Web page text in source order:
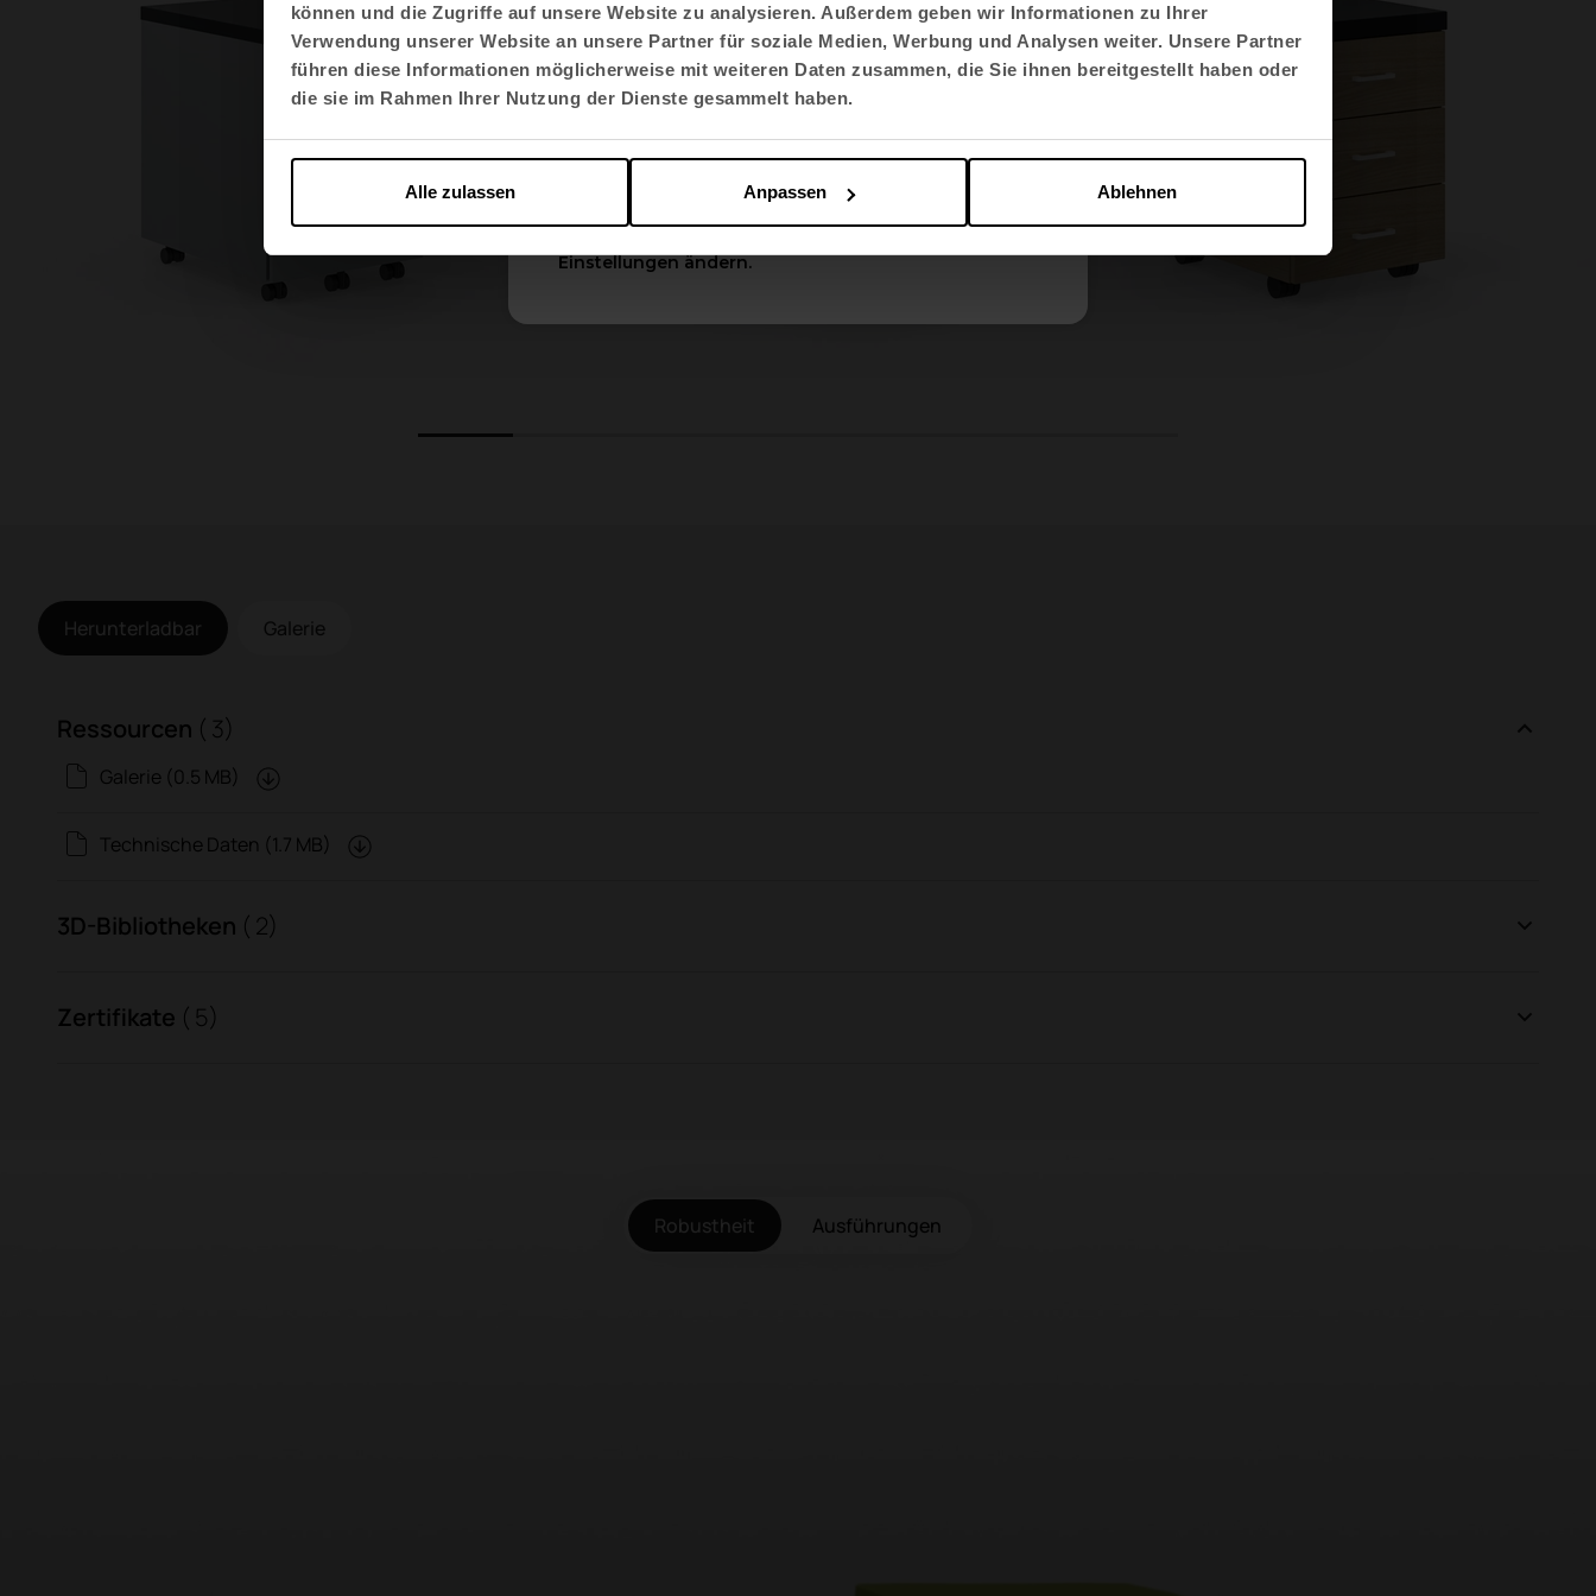
können und die Zugriffe auf unsere Website zu analysieren. Außerdem geben wir Informationen zu Ihrer
Verwendung unserer Website an unsere Partner für soziale Medien, Werbung und Analysen weiter. Unsere Partner
führen diese Informationen möglicherweise mit weiteren Daten zusammen, die Sie ihnen bereitgestellt haben oder
die sie im Rahmen Ihrer Nutzung der Dienste gesammelt haben.
Ablehnen
Anpassen
Alle zulassen
Herunterladbar Galerie
Ressourcen ( 3)
Galerie (0.5 MB)
Technische Daten (1.7 MB)
3D-Bibliotheken ( 2)
Zertifikate ( 5)
Robustheit Ausführungen
Sprache auswählen
English US
Apply
Einstellungen ändern.